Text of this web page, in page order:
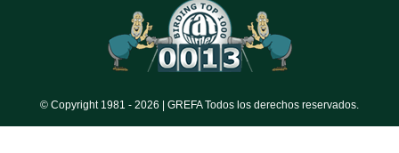
© Copyright 1981 - 2026 | GREFA Todos los derechos reservados.